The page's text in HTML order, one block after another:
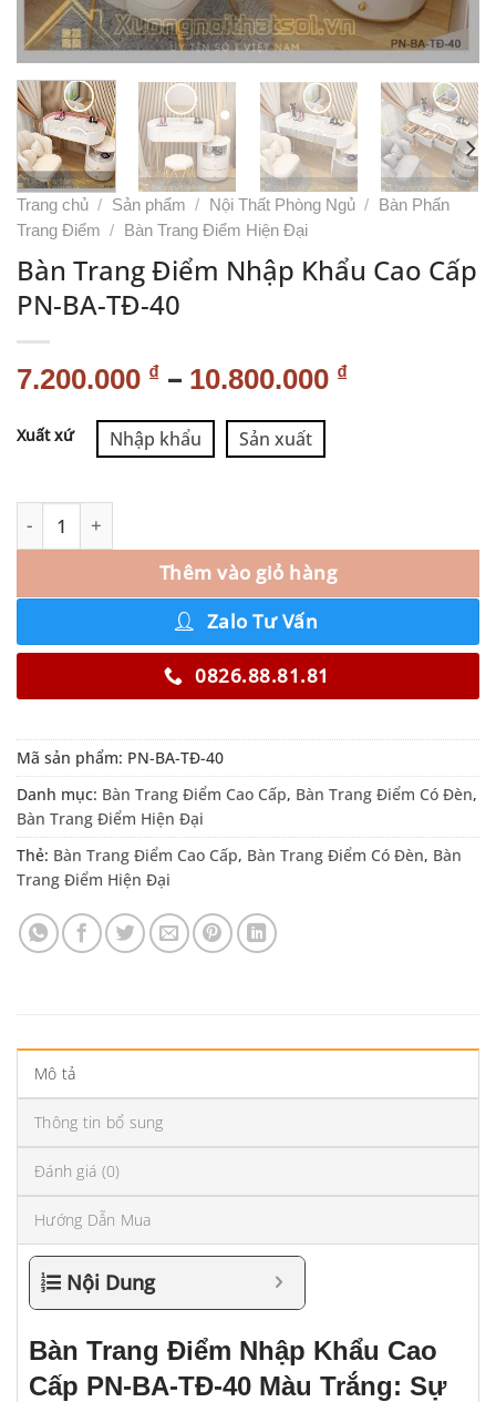
Trang chủ / Sản phẩm / Nội Thất Phòng Ngủ /
Bàn Phấn
Trang Điểm / Bàn Trang Điểm Hiện Đại
Bàn Trang Điểm Nhập Khẩu Cao Cấp
PN-BA-TĐ-40
7.200.000 ₫ – 10.800.000 ₫
Xuất xứ Nhập khẩu Sản xuất
Thêm vào giỏ hàng
Alternative:
Zalo Tư Vấn
0826.88.81.81
Mã sản phẩm: PN-BA-TĐ-40
Danh mục: Bàn Trang Điểm Cao Cấp, Bàn Trang Điểm Có Đèn,
Bàn Trang Điểm Hiện Đại
Thẻ: Bàn Trang Điểm Cao Cấp, Bàn Trang Điểm Có Đèn, Bàn
Trang Điểm Hiện Đại
Mô tả
Thông tin bổ sung
Đánh giá (0)
Hướng Dẫn Mua
Nội Dung
Bàn Trang Điểm Nhập Khẩu Cao
Cấp PN-BA-TĐ-40 Màu Trắng: Sự